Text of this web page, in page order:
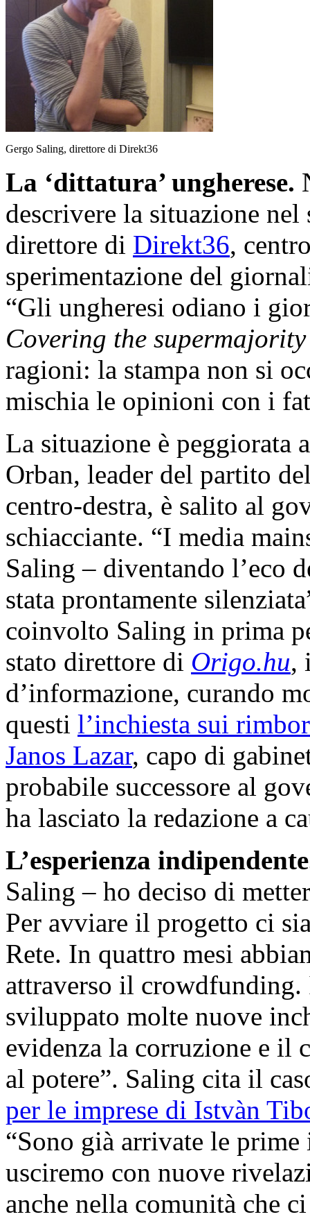
Gergo Saling, direttore di Direkt36
La ‘dittatura’ ungherese.
descrivere la situazione nel
direttore di Direkt36,
sperimentazione del
“Gli ungheresi odiano i
Covering the
ragioni: la stampa non si
mischia le opinioni con i
La situazione è peggiorata
Orban, leader del partito
centro-destra, è salito al
schiacciante. “I media
Saling – diventando l’eco
stata prontamente
coinvolto Saling in prima
stato direttore di Origo.hu,
d’informazione, curando
questi l’inchiesta sui
Janos Lazar, capo di
probabile successore al
ha lasciato la redazione a
L’esperienza
Saling – ho deciso di
Per avviare il progetto ci
Rete. In quattro mesi
attraverso il crowdfunding.
sviluppato molte nuove
evidenza la corruzione e il
al potere”. Saling cita il
per le imprese di Istvàn
“Sono già arrivate le
usciremo con nuove
anche nella comunità che